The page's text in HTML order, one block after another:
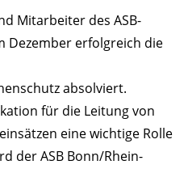
Mitarbeiter des ASB-
Dezember erfolgreich die
absolviert.
für die Leitung von
eine wichtige Rolle
der ASB Bonn/Rhein-